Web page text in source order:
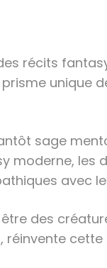
récits
unique
sage
moderne, les
avec
des
, réinvente